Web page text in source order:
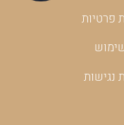
פרטיות
נגישות